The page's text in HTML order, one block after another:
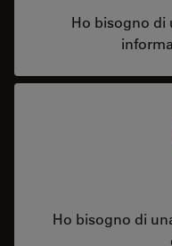
Ho bisogno di
Ho bisogno di